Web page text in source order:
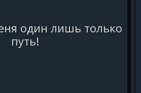
один лишь только
путь!